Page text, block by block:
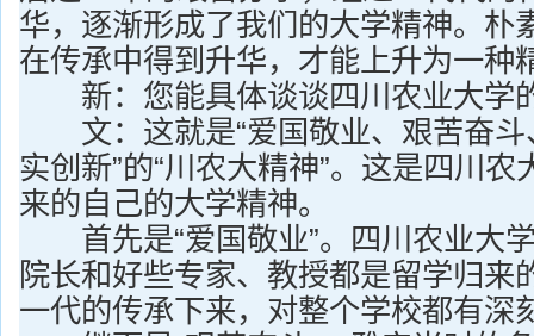
华，逐渐形成了我们的大学精神。朴
在传承中得到升华，才能上升为一种
新：您能具体谈谈四川农业大学
文：这就是“爱国敬业、艰苦奋斗
实创新”的“川农大精神”。这是四川
来的自己的大学精神。
首先是“爱国敬业”。四川农业大
院长和好些专家、教授都是留学归来
一代的传承下来，对整个学校都有深